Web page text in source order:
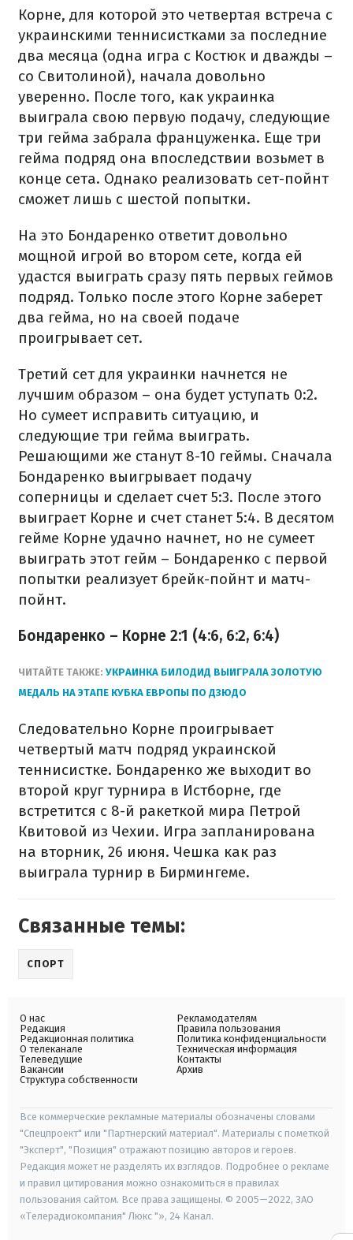
Корне, для которой это четвертая встреча с
украинскими теннисистками за последние
два месяца (одна игра с Костюк и дважды –
со Свитолиной), начала довольно
уверенно. После того, как украинка
выиграла свою первую подачу, следующие
три гейма забрала француженка. Еще три
гейма подряд она впоследствии возьмет в
конце сета. Однако реализовать сет-пойнт
сможет лишь с шестой попытки.
На это Бондаренко ответит довольно
мощной игрой во втором сете, когда ей
удастся выиграть сразу пять первых геймов
подряд. Только после этого Корне заберет
два гейма, но на своей подаче
проигрывает сет.
Третий сет для украинки начнется не
лучшим образом – она будет уступать 0:2.
Но сумеет исправить ситуацию, и
следующие три гейма выиграть.
Решающими же станут 8-10 геймы. Сначала
Бондаренко выигрывает подачу
соперницы и сделает счет 5:3. После этого
выиграет Корне и счет станет 5:4. В десятом
гейме Корне удачно начнет, но не сумеет
выиграть этот гейм – Бондаренко с первой
попытки реализует брейк-пойнт и матч-
пойнт.
Бондаренко – Корне 2:1 (4:6, 6:2, 6:4)
ЧИТАЙТЕ ТАКЖЕ: УКРАИНКА БИЛОДИД ВЫИГРАЛА ЗОЛОТУЮ
МЕДАЛЬ НА ЭТАПЕ КУБКА ЕВРОПЫ ПО ДЗЮДО
Следовательно Корне проигрывает
четвертый матч подряд украинской
теннисистке. Бондаренко же выходит во
второй круг турнира в Истборне, где
встретится с 8-й ракеткой мира Петрой
Квитовой из Чехии. Игра запланирована
на вторник, 26 июня. Чешка как раз
выиграла турнир в Бирмингеме.
Связанные темы:
СПОРТ
О нас
Редакция
Редакционная политика
О телеканале
Телеведущие
Вакансии
Структура собственности
Рекламодателям
Правила пользования
Политика конфиденциальности
Техническая информация
Контакты
Архив
Все коммерческие рекламные материалы обозначены словами
"Спецпроект" или "Партнерский материал". Материалы с пометкой
"Эксперт", "Позиция" отражают позицию авторов и героев.
Редакция может не разделять их взглядов. Подробнее о рекламе
и правил цитирования можно ознакомиться в правилах
пользования сайтом. Все права защищены. © 2005—2022, ЗАО
«Телерадиокомпания" Люкс "», 24 Канал.